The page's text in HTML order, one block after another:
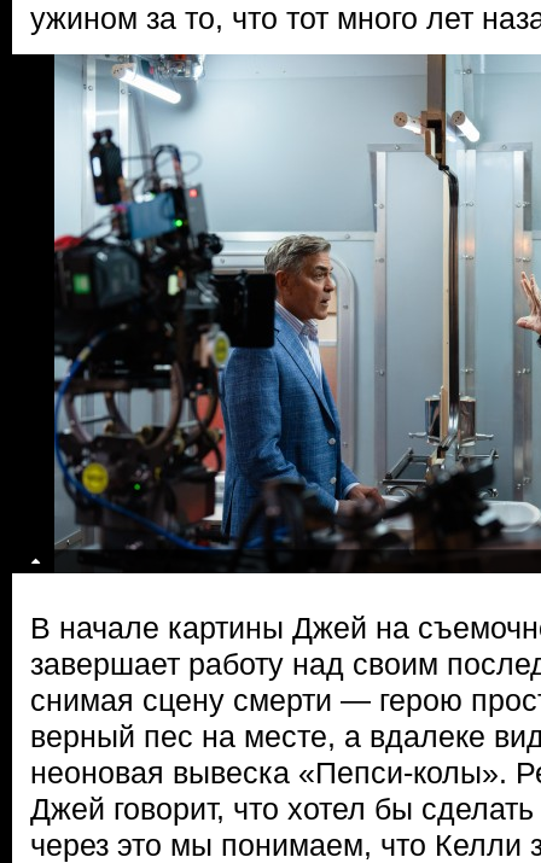
ужином за то, что тот много лет
В начале картины Джей на
завершает работу над своим
снимая сцену смерти — герою
верный пес на месте, а вдалеке
неоновая вывеска «Пепси-колы».
Джей говорит, что хотел бы
через это мы понимаем, что Келли